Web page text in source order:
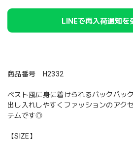
LINEで再入荷通知を
商品番号 H2332
ベスト風に身に着けられるバックパック
出し入れしやすくファッションのアク
テムです◎
【SIZE】